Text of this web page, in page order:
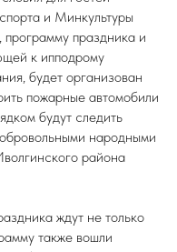
и Минкультуры
праздника и
к ипподрому
будет организован
пожарные автомобили
будут следить
народными
района
ждут не только
также вошли